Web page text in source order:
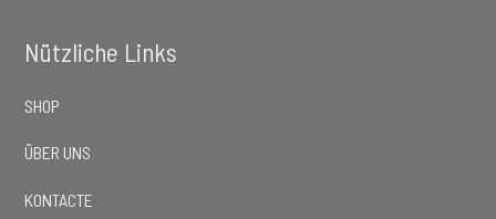
Nützliche Links
SHOP
ÜBER UNS
KONTACTE